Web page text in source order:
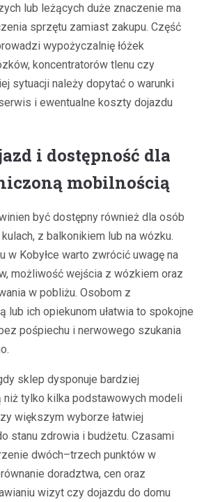
lub leżących duże znaczenie ma
sprzętu zamiast zakupu. Część
wypożyczalnię łóżek
koncentratorów tlenu czy
sytuacji należy dopytać o warunki
i ewentualne koszty dojazdu
i dostępność dla
mobilnością
być dostępny również dla osób
z balkonikiem lub na wózku.
w Kobyłce warto zwrócić uwagę na
możliwość wejścia z wózkiem oraz
w pobliżu. Osobom z
lub ich opiekunom ułatwia to spokojne
pośpiechu i nerwowego szukania
sklep dysponuje bardziej
tylko kilka podstawowych modeli
większym wyborze łatwiej
stanu zdrowia i budżetu. Czasami
dwóch–trzech punktów w
doradztwa, cen oraz
wizyt czy dojazdu do domu